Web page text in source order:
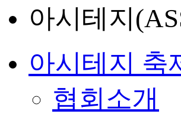
아시테지
아시테지 축
협회소개